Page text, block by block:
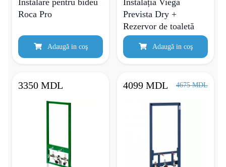
Instalare pentru bideu
Roca Pro
Adaugă in coş
Instalația Viega
Prevista Dry +
Rezervor de toaletă
Adaugă in coş
3350 MDL 4099 MDL 4675 MDL